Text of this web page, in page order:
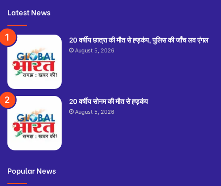
Latest News
20 वर्षीय छात्रा की मौत से ह्ड़कंप, पुलिस की जाँच लव एंगल
August 5, 2026
20 वर्षीय सोनम की मौत से ह्ड़कंप
August 5, 2026
Popular News